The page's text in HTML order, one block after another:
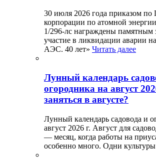
30 июля 2026 года приказом по
корпорации по атомной
1/296-лс награждены памятным
участие в ликвидации аварии
АЭС. 40 лет» Читать далее
Лунный календарь
огородника на август
заняться в августе?
Лунный календарь садовода и
август 2026 г. Август для
— месяц, когда работы на
особенно много. Одни